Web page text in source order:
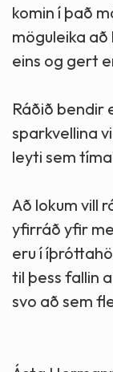
komin í það
möguleika
eins og gert
Ráðið bendir
sparkvellina
leyti sem
Að lokum vill
yfirráð yfir
eru í
til þess fallin
svo að sem